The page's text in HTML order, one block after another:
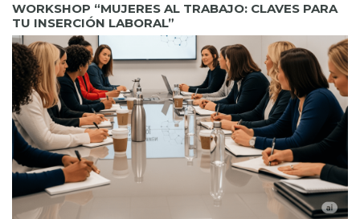
WORKSHOP “MUJERES AL TRABAJO: CLAVES PARA
TU INSERCIÓN LABORAL”